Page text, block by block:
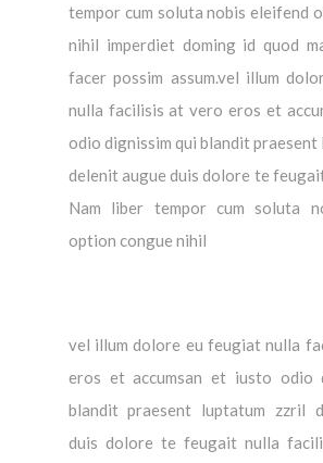
tempor cum soluta nobis eleifend
nihil imperdiet doming id quod
facer possim assum.vel illum
nulla facilisis at vero eros et
odio dignissim qui blandit
delenit augue duis dolore te
Nam liber tempor cum soluta
option congue nihil
vel illum dolore eu feugiat nulla
eros et accumsan et iusto odio
blandit praesent luptatum zzril
duis dolore te feugait nulla